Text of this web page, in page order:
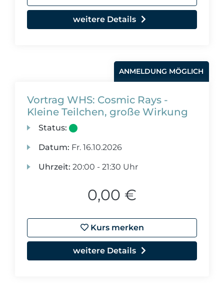
weitere Details
ANMELDUNG MÖGLICH
Vortrag WHS: Cosmic Rays -
Kleine Teilchen, große Wirkung
Status:
Datum: Fr. 16.10.2026
Uhrzeit: 20:00 - 21:30 Uhr
0,00 €
Kurs merken
weitere Details